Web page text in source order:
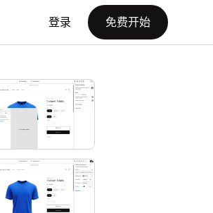
登录 免费开始